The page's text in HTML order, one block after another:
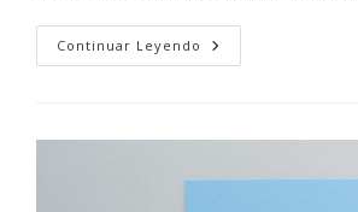
Continuar Leyendo Ventajas
De
Impresión
En